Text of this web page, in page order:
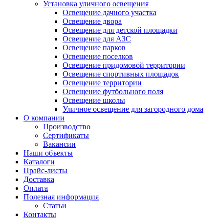
Установка уличного освещения
Освещение дачного участка
Освещение двора
Освещение для детской площадки
Освещение для АЗС
Освещение парков
Освещение поселков
Освещение придомовой территории
Освещение спортивных площадок
Освещение территории
Освещение футбольного поля
Освещение школы
Уличное освещение для загородного дома
О компании
Производство
Сертификаты
Вакансии
Наши объекты
Каталоги
Прайс-листы
Доставка
Оплата
Полезная информация
Статьи
Контакты